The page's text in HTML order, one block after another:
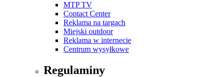
MTP TV
Contact Center
Reklama na targach
Miejski outdoor
Reklama w internecie
Centrum wysyłkowe
Regulaminy